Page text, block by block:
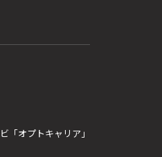
「オプトキャリア」